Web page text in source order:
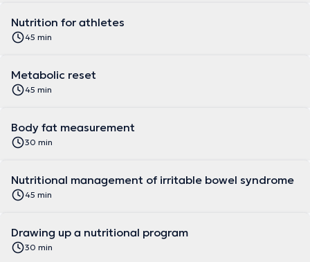
Nutrition for athletes
45 min
Metabolic reset
45 min
Body fat measurement
30 min
Nutritional management of irritable bowel syndrome
45 min
Drawing up a nutritional program
30 min